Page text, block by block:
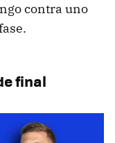
contra uno
final